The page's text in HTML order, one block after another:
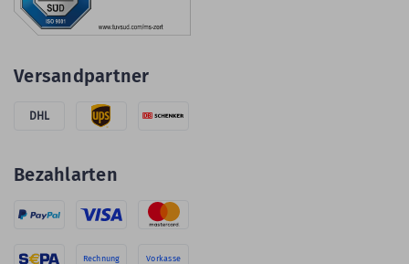
Versandpartner
DHL
Bezahlarten
Rechnung Vorkasse